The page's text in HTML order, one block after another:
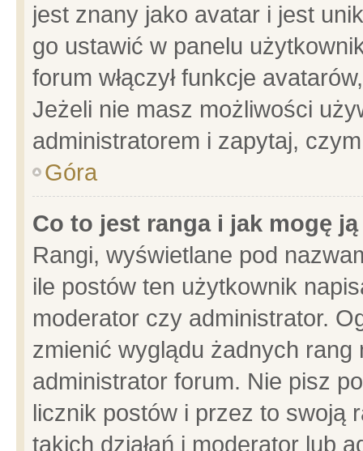
jest znany jako avatar i jest
go ustawić w panelu
forum włączył funkcje
Jeżeli nie masz możliwości
administratorem i zapytaj,
Góra
Co to jest ranga i jak mogę
Rangi, wyświetlane pod
ile postów ten użytkownik
moderator czy administrator.
zmienić wyglądu żadnych
administrator forum. Nie pisz
licznik postów i przez to swoją
takich działań i moderator lub